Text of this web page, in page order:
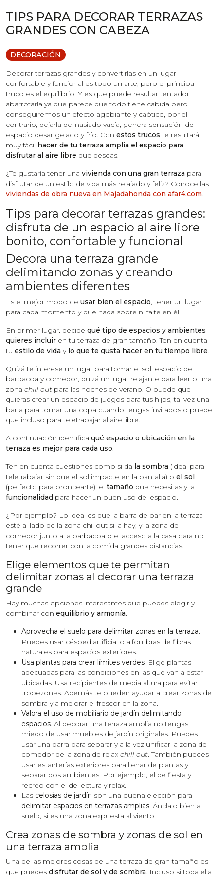
TIPS PARA DECORAR TERRAZAS
GRANDES CON CABEZA
DECORACIÓN
Decorar terrazas grandes y convertirlas en un lugar
confortable y funcional es todo un arte, pero el principal
truco es el equilibrio. Y es que puede resultar tentador
abarrotarla ya que parece que todo tiene cabida pero
conseguiremos un efecto agobiante y caótico, por el
contrario, dejarla demasiado vacía, genera sensación de
espacio desangelado y frío. Con estos trucoste resultará
muy fácil hacer de tu terraza amplia el espacio para
disfrutar al aire libre que deseas.
¿Te gustaría tener una vivienda con una gran terraza para
disfrutar de un estilo de vida más relajado y feliz? Conoce las
viviendas de obra nueva en Majadahonda con afar4.com.
Tips para decorar terrazas grandes:
disfruta de un espacio al aire libre
bonito, confortable y funcional
Decora una terraza grande
delimitando zonas y creando
ambientes diferentes
Es el mejor modo de usar bien el espacio, tener un lugar
para cada momento y que nada sobre ni falte en él.
En primer lugar, decide qué tipo de espacios y ambientes
quieres incluir en tu terraza de gran tamaño. Ten en cuenta
tu estilo de vida y lo que te gusta hacer en tu tiempo libre.
Quizá te interese un lugar para tomar el sol, espacio de
barbacoa y comedor, quizá un lugar relajante para leer o una
zona chill out para las noches de verano. O puede que
quieras crear un espacio de juegos para tus hijos, tal vez una
barra para tomar una copa cuando tengas invitados o puede
que incluso para teletrabajar al aire libre.
A continuación identifica qué espacio o ubicación en la
terraza es mejor para cada uso.
Ten en cuenta cuestiones como si da la sombra (ideal para
teletrabajar sin que el sol impacte en la pantalla) o el sol
(perfecto para broncearte), el tamaño que necesitas y la
funcionalidad para hacer un buen uso del espacio.
¿Por ejemplo? Lo ideal es que la barra de bar en la terraza
esté al lado de la zona chil out si la hay, y la zona de
comedor junto a la barbacoa o el acceso a la casa para no
tener que recorrer con la comida grandes distancias.
Elige elementos que te permitan
delimitar zonas al decorar una terraza
grande
Hay muchas opciones interesantes que puedes elegir y
combinar con equilibrio y armonía.
Aprovecha el suelo para delimitar zonas en la terraza.
Puedes usar césped artificial o alfombras de fibras
naturales para espacios exteriores.
Usa plantas para crear límites verdes. Elige plantas
adecuadas para las condiciones en las que van a estar
ubicadas. Usa recipientes de media altura para evitar
tropezones. Además te pueden ayudar a crear zonas de
sombra y a mejorar el frescor en la zona.
Valora el uso de mobiliario de jardín delimitando
espacios. Al decorar una terraza amplia no tengas
miedo de usar muebles de jardín originales. Puedes
usar una barra para separar y a la vez unificar la zona de
comedor de la zona de relax chill out. También puedes
usar estanterías exteriores para llenar de plantas y
separar dos ambientes. Por ejemplo, el de fiesta y
recreo con el de lectura y relax.
Las celosías de jardín son una buena elección para
delimitar espacios en terrazas amplias. Ánclalo bien al
suelo, si es una zona expuesta al viento.
Crea zonas de sombra y zonas de sol en
una terraza amplia
Una de las mejores cosas de una terraza de gran tamaño es
que puedes disfrutar de sol y de sombra. Incluso si toda ella